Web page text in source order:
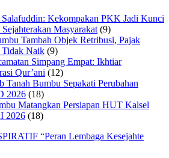
Kekompakan PKK Jadi Kunci
Masyarakat (9)
Tambah Objek Retribusi, Pajak
Tidak Naik (9)
Simpang Empat: Ikhtiar
Qur’ani (12)
Tanah Bumbu Sepakati Perubahan
2026 (18)
Matangkan Persiapan HUT Kalsel
2026 (18)
“Peran Lembaga Kesejahte